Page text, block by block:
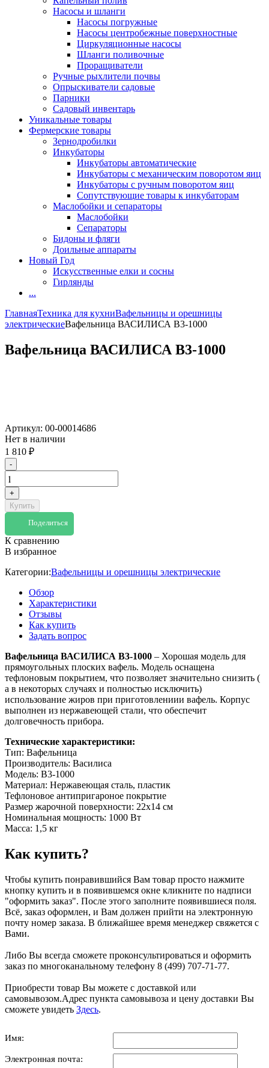
Насосы и шланги
Насосы погружные
Насосы центробежные поверхностные
Циркуляционные насосы
Шланги поливочные
Проращиватели
Ручные рыхлители почвы
Опрыскиватели садовые
Парники
Садовый инвентарь
Уникальные товары
Фермерские товары
Зернодробилки
Инкубаторы
Инкубаторы автоматические
Инкубаторы с механическим поворотом яиц
Инкубаторы с ручным поворотом яиц
Сопутствующие товары к инкубаторам
Маслобойки и сепараторы
Маслобойки
Сепараторы
Бидоны и фляги
Доильные аппараты
Новый Год
Искусственные елки и сосны
Гирлянды
...
ГлавнаяТехника для кухниВафельницы и орешницы
электрическиеВафельница ВАСИЛИСА В3-1000
Вафельница ВАСИЛИСА В3-1000
Артикул: 00-00014686
Нет в наличии
1 810 ₽
-
+
Купить
Поделиться
К сравнению
В избранное
Категории:Вафельницы и орешницы электрические
Обзор
Характеристики
Отзывы
Как купить
Задать вопрос
Вафельница ВАСИЛИСА В3-1000 – Хорошая модель для
прямоугольных плоских вафель. Модель оснащена
тефлоновым покрытием, что позволяет значительно снизить (
а в некоторых случаях и полностью исключить)
использование жиров при приготовлениии вафель. Корпус
выполнен из нержавеющей стали, что обеспечит
долговечность прибора.
Технические характеристики:
Тип: Вафельница
Производитель: Василиса
Модель: В3-1000
Материал: Нержавеющая сталь, пластик
Тефлоновое антипригароное покрытие
Размер жарочной поверхности: 22х14 см
Номинальная мощность: 1000 Вт
Масса: 1,5 кг
Как купить?
Чтобы купить понравившийся Вам товар просто нажмите
кнопку купить и в появившемся окне кликните по надписи
"оформить заказ". После этого заполните появившиеся поля.
Всё, заказ оформлен, и Вам должен прийти на электронную
почту номер заказа. В ближайшее время менеджер свяжется с
Вами.
Либо Вы всегда сможете проконсультироваться и оформить
заказ по многоканальному телефону 8 (499) 707-71-77.
Приобрести товар Вы можете с доставкой или
самовывозом.Адрес пункта самовывоза и цену доставки Вы
сможете увидеть Здесь.
Имя:
Электронная почта: